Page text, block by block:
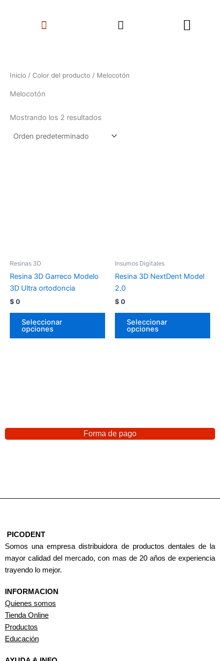
Menu Search
Inicio / Color del producto / Melocotón
Melocotón
Mostrando los 2 resultados
Resinas 3D
Resina 3D Garreco Modelo
3D Ultra ortodoncia
$ 0
Seleccionar
opciones
Insumos Digitales
Resina 3D NextDent Model
2.0
$ 0
Seleccionar
opciones
Forma de pago
PICODENT
Somos una empresa distribuidora de productos dentales de la
mayor calidad del mercado, con mas de 20 años de experiencia
trayendo lo mejor.
INFORMACION
Quienes somos
Tienda Online
Productos
Educación